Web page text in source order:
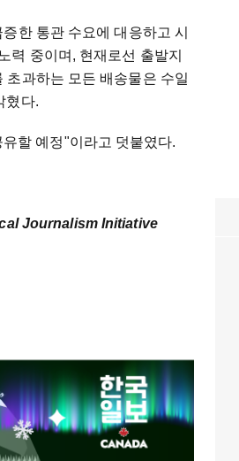
한 통관 수요에 대응하고 시
력 중이며, 현재로선 출발지
초과하는 모든 배송물은 수일
혔다.
할 예정"이라고 덧붙였다.
Journalism Initiative